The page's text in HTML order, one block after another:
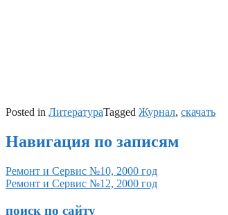
Posted in ЛитератураTagged Журнал, скачать
Навигация по записям
Ремонт и Сервис №10, 2000 год
Ремонт и Сервис №12, 2000 год
поиск по сайту